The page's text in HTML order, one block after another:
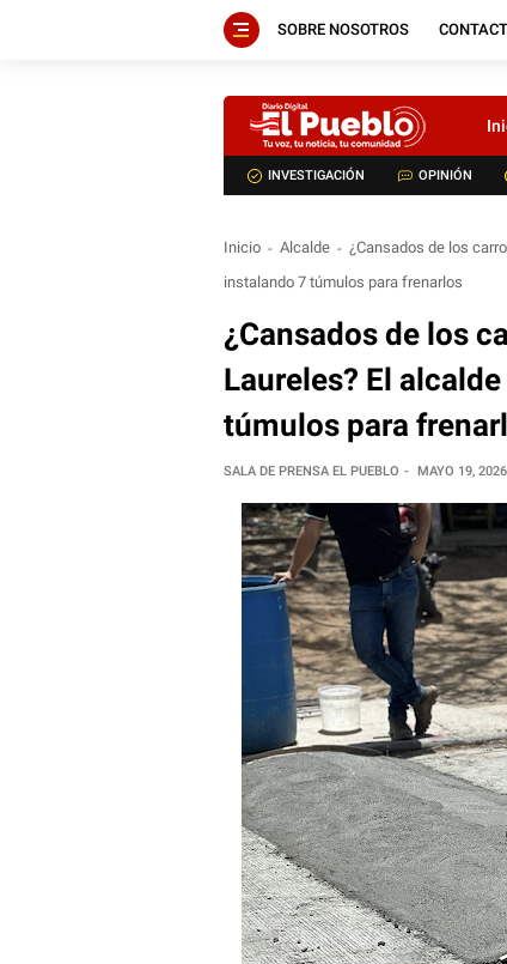
SOBRE NOSOTROS
INVESTIGACIÓN OPINIÓN
Inicio Alcalde
¿Cansados de los
instalando 7 túmulos para frenarlos
¿Cansados de los
Laureles? El
túmulos para
SALA DE PRENSA EL PUEBLO MAYO 19, 2026